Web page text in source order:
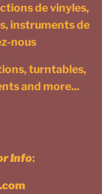
de vinyles,
instruments de
nous
turntables,
and more...
Info: